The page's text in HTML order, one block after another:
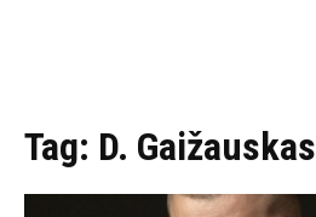
Tag: D. Gaižauskas